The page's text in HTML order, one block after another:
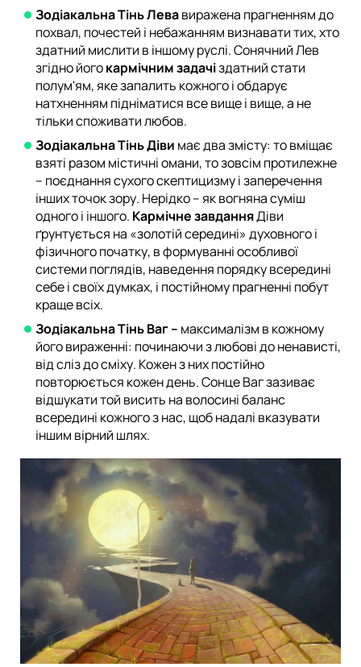
Зодіакальна Тінь Левавиражена прагненням до
похвал, почестей і небажанням визнавати тих, хто
здатний мислити в іншому руслі. Сонячний Лев
згідно йогокармічним задачіздатний стати
полум'ям, яке запалить кожного і обдарує
натхненням підніматися все вище і вище, а не
тільки споживати любов.
Зодіакальна Тінь Діви має два змісту: то вміщає
взяті разом містичні омани, то зовсім протилежне
– поєднання сухого скептицизму і заперечення
інших точок зору. Нерідко – як вогняна суміш
одного і іншого. Кармічне завданняДіви
ґрунтується на «золотій середині» духовного і
фізичного початку, в формуванні особливої
системи поглядів, наведення порядку всередині
себе і своїх думках, і постійному прагненні побут
краще всіх.
Зодіакальна Тінь Ваг – максималізм в кожному
його вираженні: починаючи з любові до ненависті,
від сліз до сміху. Кожен з них постійно
повторюється кожен день. Сонце Ваг зазиває
відшукати той висить на волосині баланс
всередині кожного з нас, щоб надалі вказувати
іншим вірний шлях.